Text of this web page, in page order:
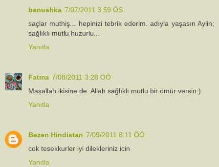
banushka 7/07/2011 3:59 ÖS
saçlar muthiş... hepinizi tebrik ederim. adıyla yaşasın Aylin;
sağlıklı mutlu huzurlu...
Yanıtla
Fatma 7/08/2011 3:28 ÖÖ
Maşallah ikisine de. Allah sağlıklı mutlu bir ömür versin:)
Yanıtla
Bezen Hindistan 7/09/2011 8:11 ÖÖ
cok tesekkurler iyi dilekleriniz icin
Yanıtla